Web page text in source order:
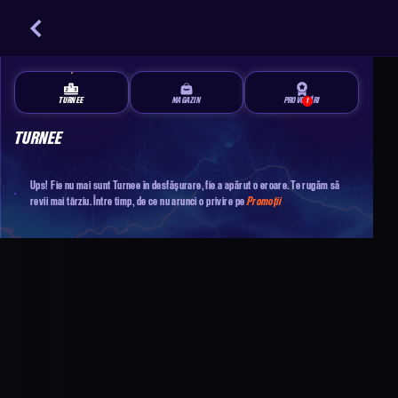
TURNEE MAGAZIN 1
PROVOCĂRI
TURNEE
Ups! Fie nu mai sunt Turnee în desfășurare, fie a apărut o eroare. Te rugăm să
revii mai târziu. Între timp, de ce nu arunci o privire pePromoții